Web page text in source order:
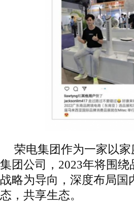
荣电集团作为一家以
集团公司，2023年将围
战略为导向，深度布局
态，共享生态。